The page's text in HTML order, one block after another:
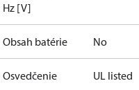
Hz [V]
Obsah batérie No
Osvedčenie UL listed